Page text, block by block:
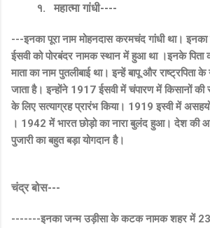
१. महात्मा गांधी----
---इनका पूरा नाम मोहनदास करमचंद गांधी था।
ईसवी को पोरबंदर नामक स्थान में हुआ था ।इनके पिता
माता का नाम पुतलीबाई था। इन्हें बापू और राष्ट्रपिता
जाता है। इन्होंने 1917 ईसवी में चंपारण में किसानों
के लिए सत्याग्रह प्रारंभ किया। 1919 इस्वी में
। 1942 में भारत छोड़ो का नारा बुलंद हुआ। देश की
पुजारी का बहुत बड़ा योगदान है।
२. नेताजी
चंद्र बोस---
-------इनका जन्म उड़ीसा के कटक नामक शहर में 23